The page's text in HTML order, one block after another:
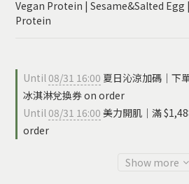
Vegan Protein | Sesame&Salted Egg
Protein
Until 08/31 16:00 夏日沁涼加碼｜下
冰淇淋兌換券 on order
Until 08/31 16:00 美力開肌｜滿
order
Show more